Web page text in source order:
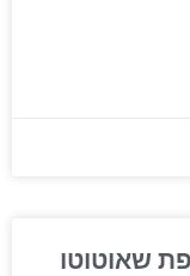
שאוטוטו